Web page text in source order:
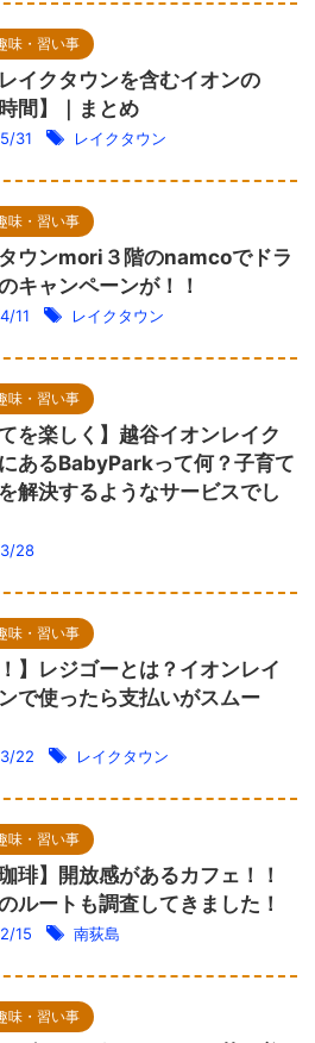
味・習い事
イクタウンを含むイオンの
時間】｜まとめ
31 レイクタウン
味・習い事
ウンmori３階のnamcoでドラ
キャンペーンが！！
11 レイクタウン
味・習い事
てを楽しく】越谷イオンレイク
あるBabyParkって何？子育て
解決するようなサービスでし
28
味・習い事
！】レジゴーとは？イオンレイ
で使ったら支払いがスムー
22 レイクタウン
味・習い事
珈琲】開放感があるカフェ！！
ルートも調査してきました！
15 南荻島
味・習い事